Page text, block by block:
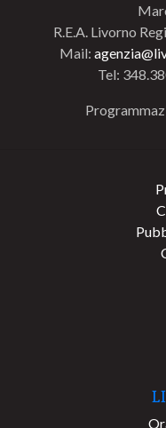
R.E.A. Livorno
Mail:
Tel: